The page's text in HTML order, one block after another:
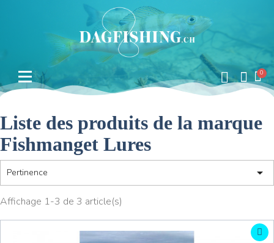
Liste des produits de la marque
Fishmanget Lures
Pertinence 
Affichage 1-3 de 3 article(s)